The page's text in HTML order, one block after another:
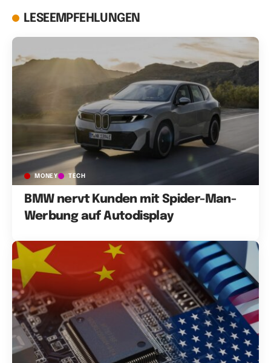
LESEEMPFEHLUNGEN
MONEY TECH
BMW nervt Kunden mit Spider-Man-
Werbung auf Autodisplay